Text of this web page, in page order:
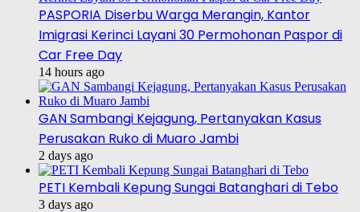
PASPORIA Diserbu Warga Merangin, Kantor
Imigrasi Kerinci Layani 30 Permohonan Paspor di
Car Free Day
14 hours ago
GAN Sambangi Kejagung, Pertanyakan Kasus
Perusakan Ruko di Muaro Jambi
2 days ago
PETI Kembali Kepung Sungai Batanghari di Tebo
3 days ago